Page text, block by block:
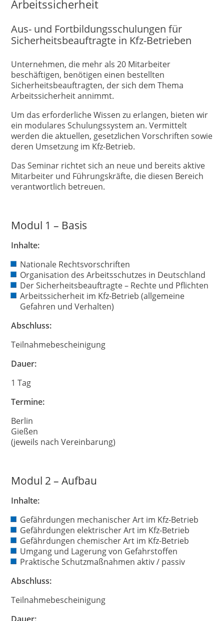
Arbeitssicherheit
Aus- und Fortbildungsschulungen für
Sicherheitsbeauftragte in Kfz-Betrieben
Unternehmen, die mehr als 20 Mitarbeiter
beschäftigen, benötigen einen bestellten
Sicherheitsbeauftragten, der sich dem Thema
Arbeitssicherheit annimmt.
Um das erforderliche Wissen zu erlangen, bieten wir
ein modulares Schulungssystem an. Vermittelt
werden die aktuellen, gesetzlichen Vorschriften sowie
deren Umsetzung im Kfz-Betrieb.
Das Seminar richtet sich an neue und bereits aktive
Mitarbeiter und Führungskräfte, die diesen Bereich
verantwortlich betreuen.
Modul 1 – Basis
Inhalte:
Nationale Rechtsvorschriften
Organisation des Arbeitsschutzes in Deutschland
Der Sicherheitsbeauftragte – Rechte und Pflichten
Arbeitssicherheit im Kfz-Betrieb (allgemeine
Gefahren und Verhalten)
Abschluss:
Teilnahmebescheinigung
Dauer:
1 Tag
Termine:
Berlin
Gießen
(jeweils nach Vereinbarung)
Modul 2 – Aufbau
Inhalte:
Gefährdungen mechanischer Art im Kfz-Betrieb
Gefährdungen elektrischer Art im Kfz-Betrieb
Gefährdungen chemischer Art im Kfz-Betrieb
Umgang und Lagerung von Gefahrstoffen
Praktische Schutzmaßnahmen aktiv / passiv
Abschluss:
Teilnahmebescheinigung